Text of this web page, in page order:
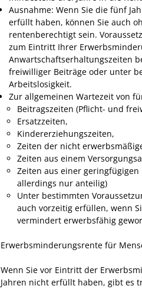
Ausnahme: Wenn Sie die fünf
erfüllt haben, können Sie auch
rentenberechtigt sein.
zum Eintritt Ihrer
Anwartschaftserhaltungszeiten
freiwilliger Beiträge oder unter
Arbeitslosigkeit.
Zur allgemeinen Wartezeit von
Beitragszeiten (Pflicht- und
Ersatzzeiten,
Kindererziehungszeiten,
Zeiten der nicht
Zeiten aus einem
Zeiten aus einer geringfügigen
allerdings nur anteilig)
Unter bestimmten
auch vorzeitig erfüllen, wenn
vermindert erwerbsfähig
Erwerbsminderungsrente für
Wenn Sie vor Eintritt der
Jahren nicht erfüllt haben, gibt es